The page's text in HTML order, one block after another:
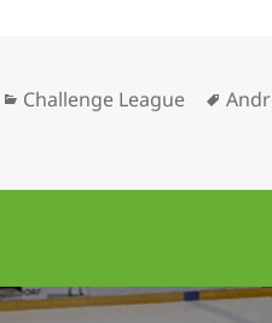
Kategorien
Challenge League